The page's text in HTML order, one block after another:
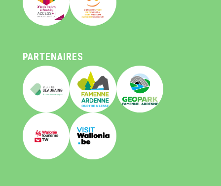
PARTENAIRES